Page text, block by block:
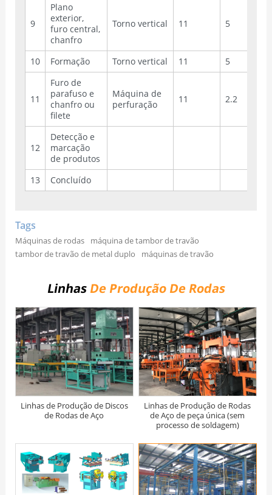
9
Plano
exterior,
furo central,
chanfro
Torno vertical 11 5
10 Formação Torno vertical 11 5
11
Furo de
parafuso e
chanfro ou
filete
Máquina de
perfuração
11 2.2
12
Detecção e
marcação
de produtos
13
Concluído
Tags
Máquinas de rodas
máquina de tambor de travão
tambor de travão de metal duplo
máquinas de travão
LinhasDe Produção De Rodas
Linhas de Produção de Discos
de Rodas de Aço
Linhas de Produção de Rodas
de Aço de peça única (sem
processo de soldagem)